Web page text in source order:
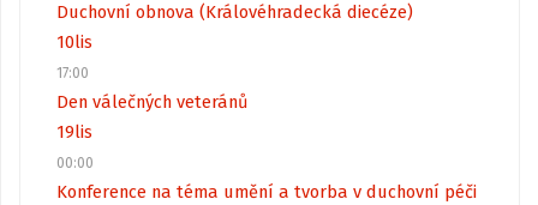
Duchovní obnova (Královéhradecká diecéze)
10lis
17:00
Den válečných veteránů
19lis
00:00
Konference na téma umění a tvorba v duchovní péči